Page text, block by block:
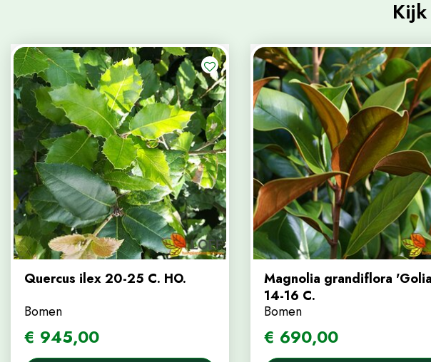
Quercus ilex 20-25 C. HO.
Bomen
€ 945,00
Magnolia grandiflora
14-16 C.
Bomen
€ 690,00